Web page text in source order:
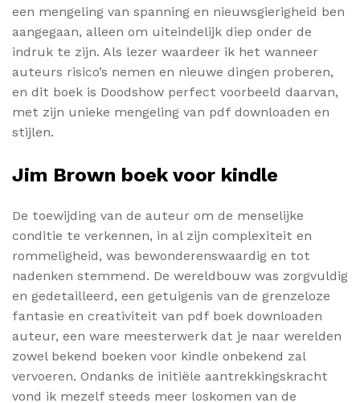
een mengeling van spanning en nieuwsgierigheid ben
aangegaan, alleen om uiteindelijk diep onder de
indruk te zijn. Als lezer waardeer ik het wanneer
auteurs risico’s nemen en nieuwe dingen proberen,
en dit boek is Doodshow perfect voorbeeld daarvan,
met zijn unieke mengeling van pdf downloaden en
stijlen.
Jim Brown boek voor kindle
De toewijding van de auteur om de menselijke
conditie te verkennen, in al zijn complexiteit en
rommeligheid, was bewonderenswaardig en tot
nadenken stemmend. De wereldbouw was zorgvuldig
en gedetailleerd, een getuigenis van de grenzeloze
fantasie en creativiteit van pdf boek downloaden
auteur, een ware meesterwerk dat je naar werelden
zowel bekend boeken voor kindle onbekend zal
vervoeren. Ondanks de initiële aantrekkingskracht
vond ik mezelf steeds meer loskomen van de